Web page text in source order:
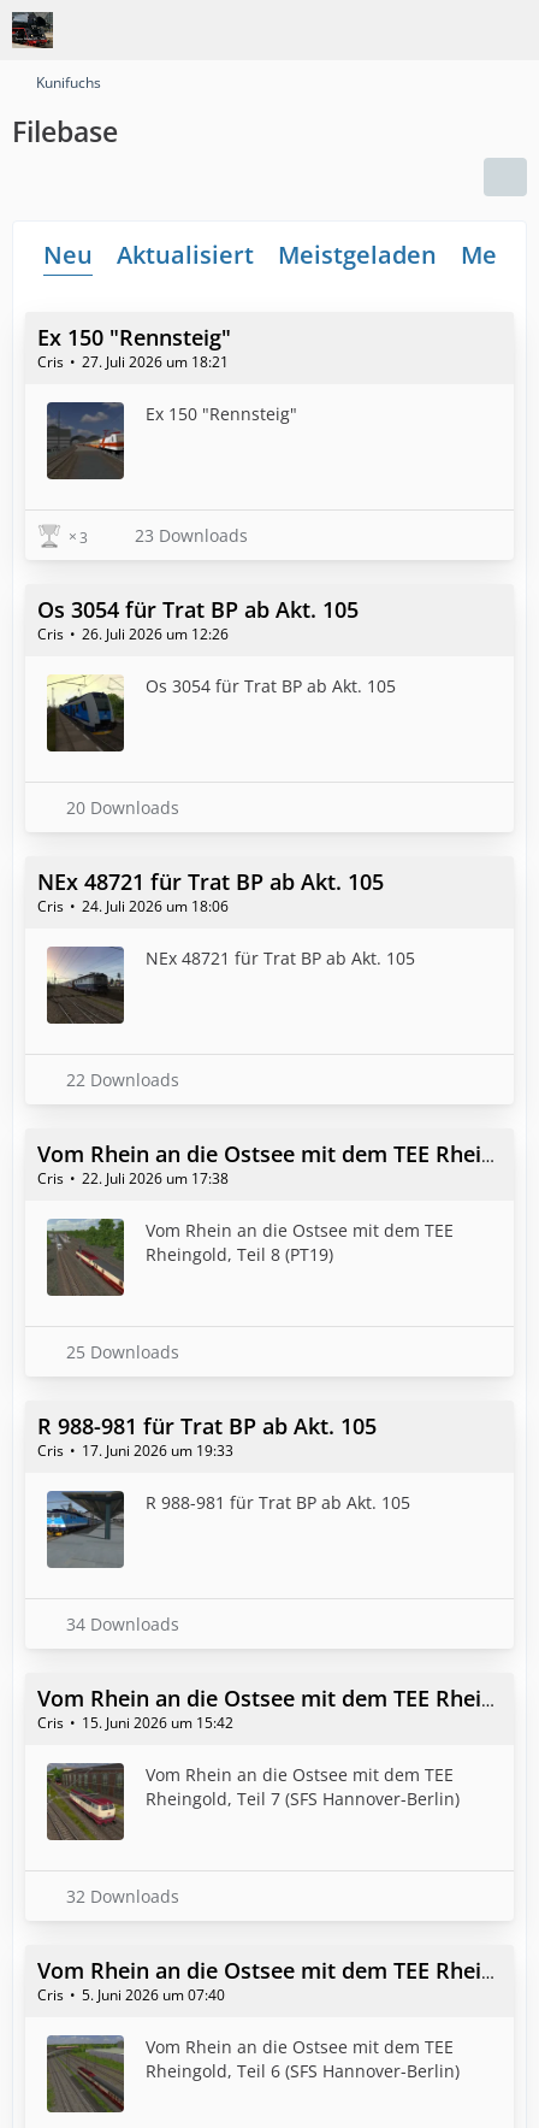
Kunifuchs
Filebase
Neu Aktualisiert Meistgeladen
Ex 150 "Rennsteig"
Cris 27. Juli 2026 um 18:21
Ex 150 "Rennsteig"
3 23 Downloads
Os 3054 für Trat BP ab Akt. 105
Cris 26. Juli 2026 um 12:26
Os 3054 für Trat BP ab Akt. 105
20 Downloads
NEx 48721 für Trat BP ab Akt. 105
Cris 24. Juli 2026 um 18:06
NEx 48721 für Trat BP ab Akt. 105
22 Downloads
Vom Rhein an die Ostsee mit dem TEE Rheingold, Teil 8 (PT19)
Cris 22. Juli 2026 um 17:38
Vom Rhein an die Ostsee mit dem TEE
Rheingold, Teil 8 (PT19)
25 Downloads
R 988-981 für Trat BP ab Akt. 105
Cris 17. Juni 2026 um 19:33
R 988-981 für Trat BP ab Akt. 105
34 Downloads
Vom Rhein an die Ostsee mit dem TEE Rheingold, Teil 7 (SFS Hannover-Berlin)
Cris 15. Juni 2026 um 15:42
Vom Rhein an die Ostsee mit dem TEE
Rheingold, Teil 7 (SFS Hannover-Berlin)
32 Downloads
Vom Rhein an die Ostsee mit dem TEE Rheingold, Teil 6 (SFS Hannover-Berlin)
Cris 5. Juni 2026 um 07:40
Vom Rhein an die Ostsee mit dem TEE
Rheingold, Teil 6 (SFS Hannover-Berlin)